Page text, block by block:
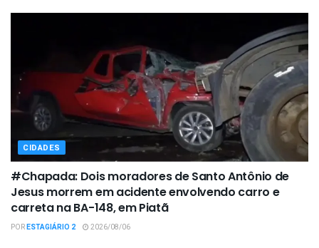
CIDADES
#Chapada: Dois moradores de Santo Antônio de
Jesus morrem em acidente envolvendo carro e
carreta na BA-148, em Piatã
PORESTAGIÁRIO 2 2026/08/06